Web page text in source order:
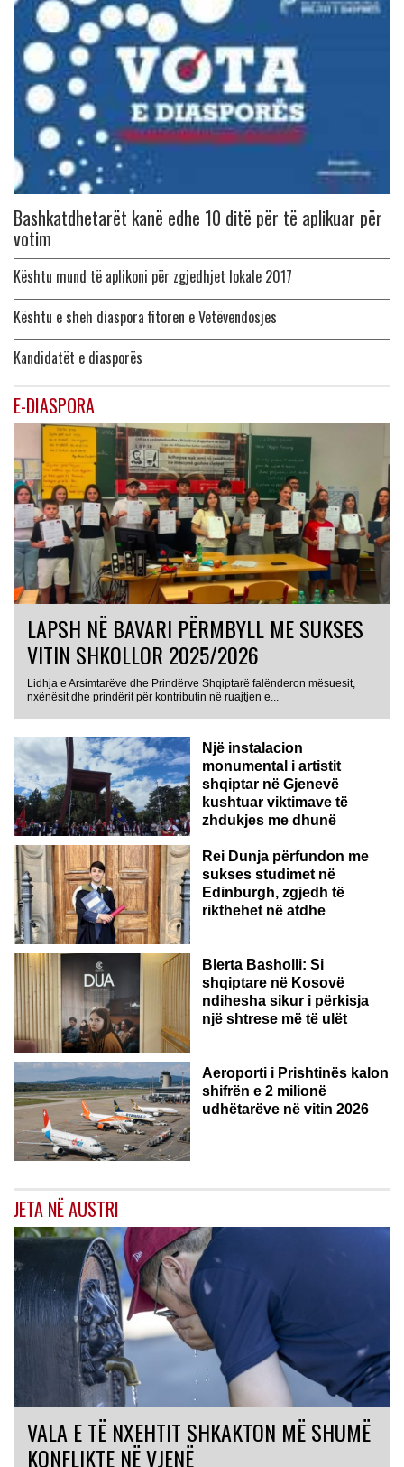
Bashkatdhetarët kanë edhe 10 ditë për të aplikuar për
votim
Kështu mund të aplikoni për zgjedhjet lokale 2017
Kështu e sheh diaspora fitoren e Vetëvendosjes
Kandidatët e diasporës
E-DIASPORA
LAPSH NË BAVARI PËRMBYLL ME SUKSES
VITIN SHKOLLOR 2025/2026
Lidhja e Arsimtarëve dhe Prindërve Shqiptarë falënderon mësuesit,
nxënësit dhe prindërit për kontributin në ruajtjen e...
Një instalacion
monumental i artistit
shqiptar në Gjenevë
kushtuar viktimave të
zhdukjes me dhunë
Rei Dunja përfundon me
sukses studimet në
Edinburgh, zgjedh të
rikthehet në atdhe
Blerta Basholli: Si
shqiptare në Kosovë
ndihesha sikur i përkisja
një shtrese më të ulët
Aeroporti i Prishtinës kalon
shifrën e 2 milionë
udhëtarëve në vitin 2026
JETA NË AUSTRI
VALA E TË NXEHTIT SHKAKTON MË SHUMË
KONFLIKTE NË VJENË